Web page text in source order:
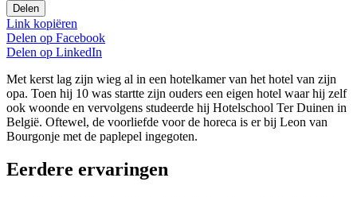
Delen
Link kopiëren
Delen op Facebook
Delen op LinkedIn
Met kerst lag zijn wieg al in een hotelkamer van het hotel van zijn
opa. Toen hij 10 was startte zijn ouders een eigen hotel waar hij zelf
ook woonde en vervolgens studeerde hij Hotelschool Ter Duinen in
België. Oftewel, de voorliefde voor de horeca is er bij Leon van
Bourgonje met de paplepel ingegoten.
Eerdere ervaringen